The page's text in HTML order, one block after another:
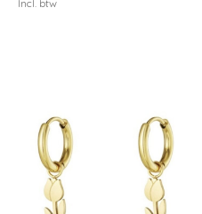
Incl. btw